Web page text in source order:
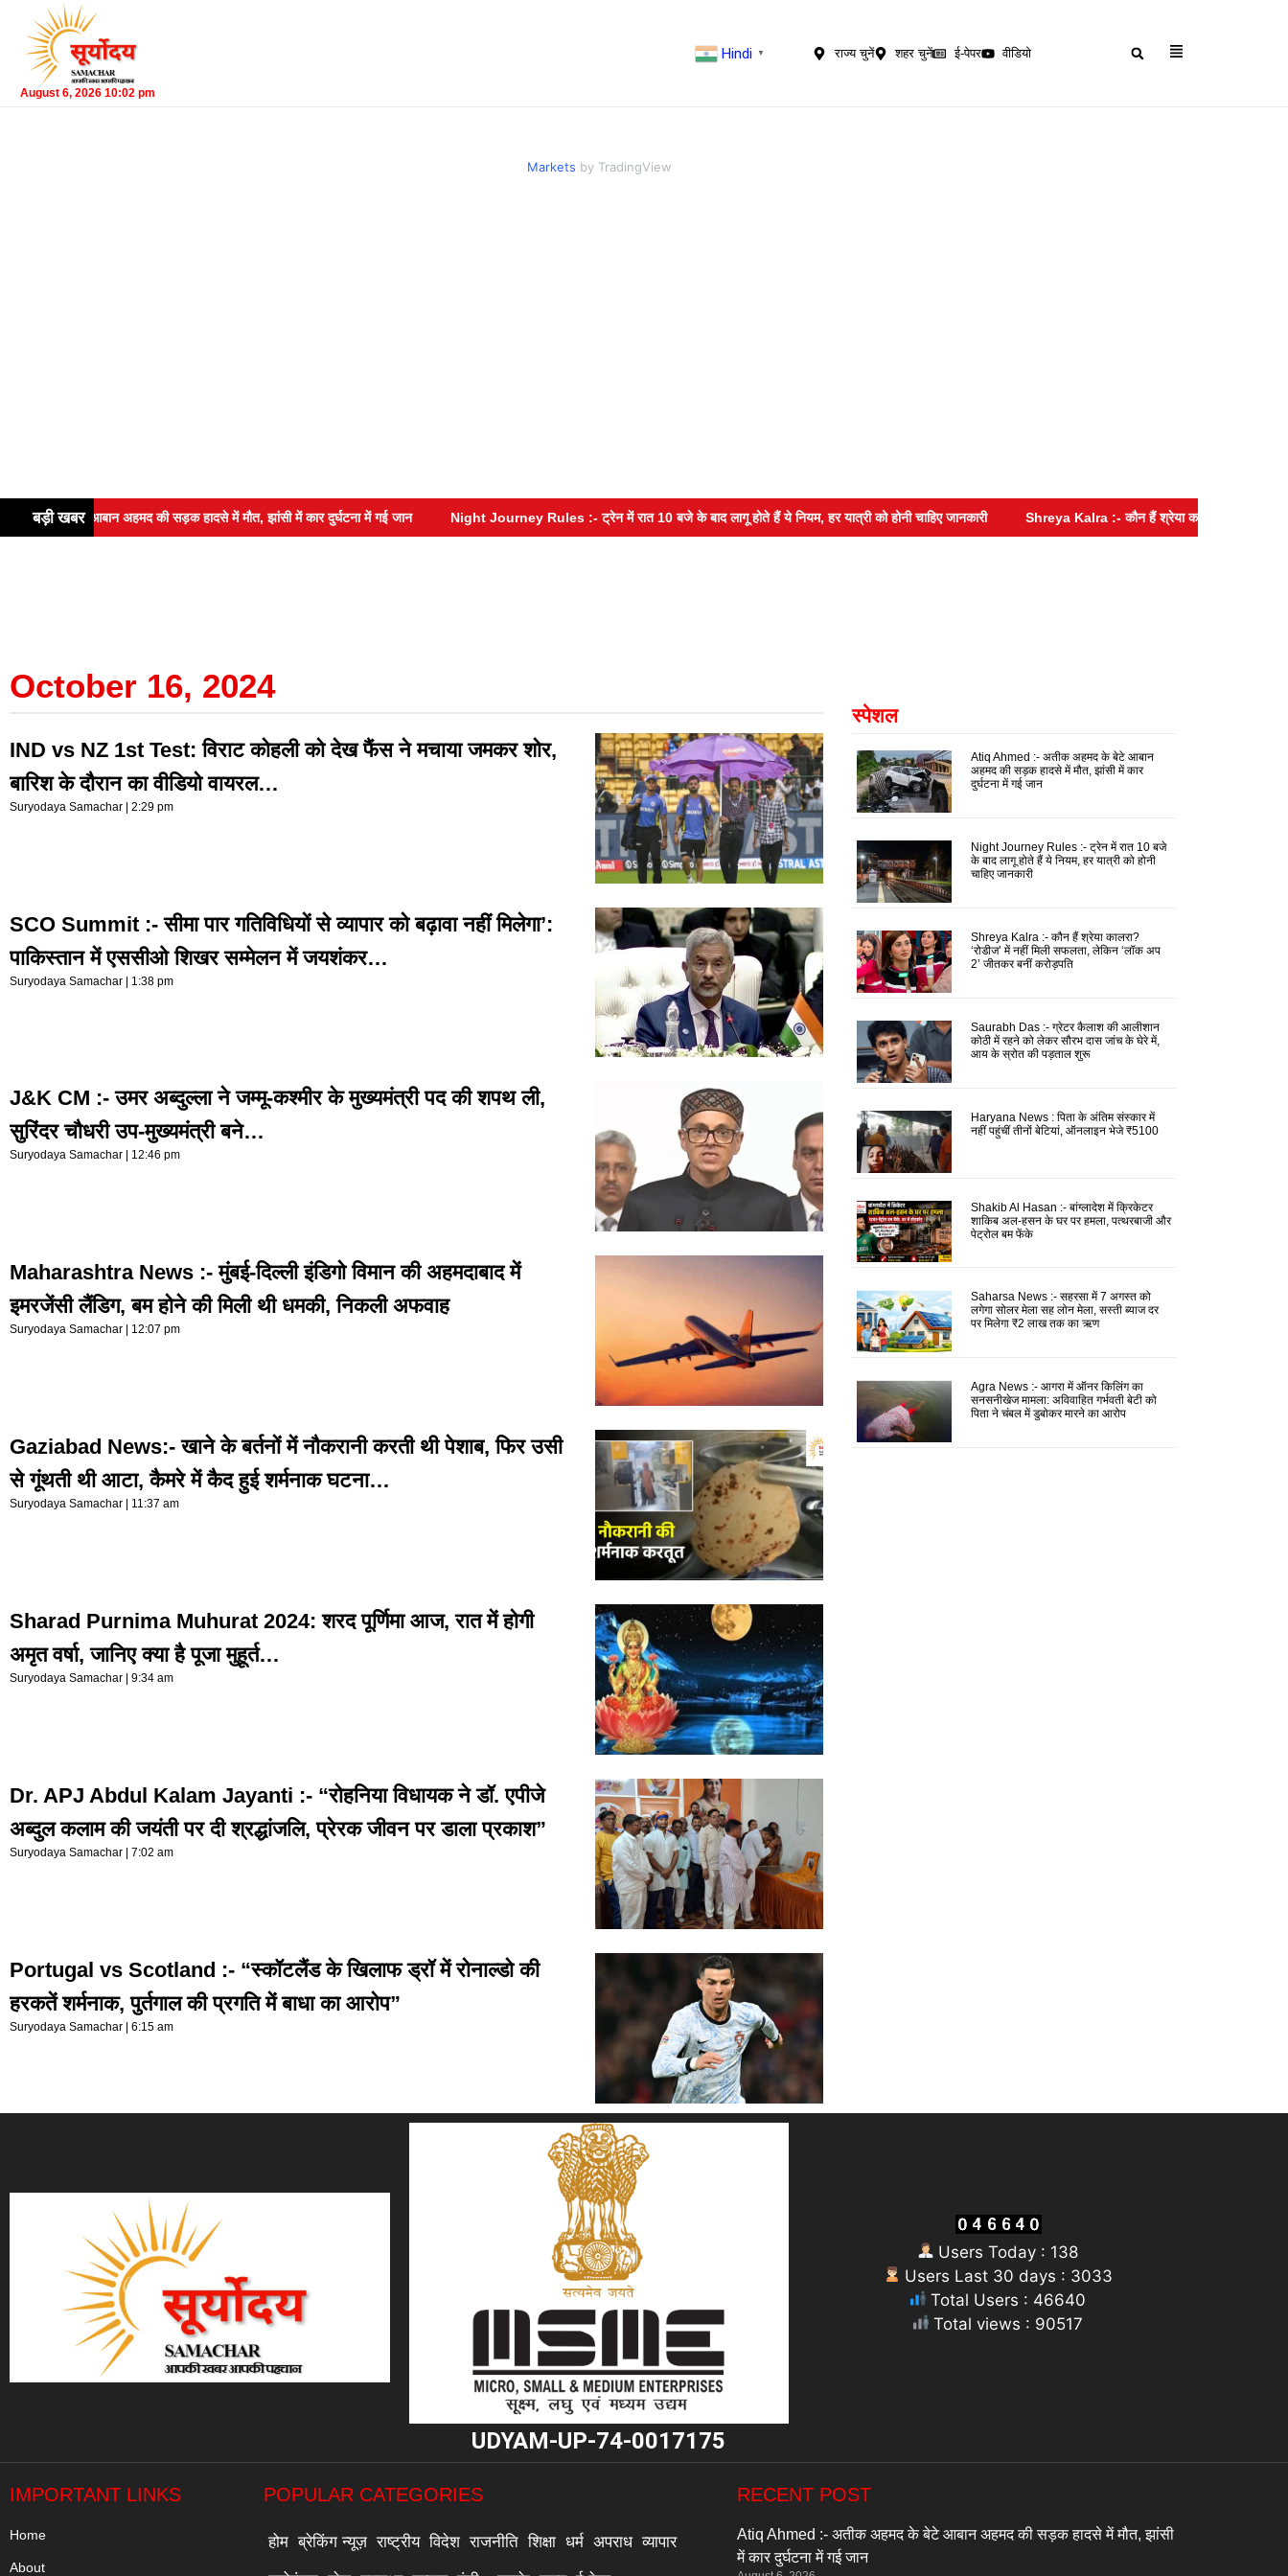
August 6, 2026 10:02 pm
Hindi ▼ राज्य चुनें शहर चुनें ई-पेपर वीडियो
Markets by TradingView
बड़ी खबर
के बेटे आबान अहमद की सड़क हादसे में मौत, झांसी में कार दुर्घटना में गई जान Night Journey Rules :- ट्रेन में रात 10 बजे के बाद लागू होते हैं ये नियम, हर यात्री को होनी चाहिए जानकारी Shreya Kalra :- कौन हैं श्रेया कालरा? ‘रोडीज’ में नहीं
October 16, 2024
IND vs NZ 1st Test: विराट कोहली को देख फैंस ने मचाया जमकर शोर,
बारिश के दौरान का वीडियो वायरल…
Suryodaya Samachar 2:29 pm
SCO Summit :- सीमा पार गतिविधियों से व्यापार को बढ़ावा नहीं मिलेगा’:
पाकिस्तान में एससीओ शिखर सम्मेलन में जयशंकर…
Suryodaya Samachar 1:38 pm
J&K CM :- उमर अब्दुल्ला ने जम्मू-कश्मीर के मुख्यमंत्री पद की शपथ ली,
सुरिंदर चौधरी उप-मुख्यमंत्री बने…
Suryodaya Samachar 12:46 pm
Maharashtra News :- मुंबई-दिल्ली इंडिगो विमान की अहमदाबाद में
इमरजेंसी लैंडिग, बम होने की मिली थी धमकी, निकली अफवाह
Suryodaya Samachar 12:07 pm
Gaziabad News:- खाने के बर्तनों में नौकरानी करती थी पेशाब, फिर उसी
से गूंथती थी आटा, कैमरे में कैद हुई शर्मनाक घटना…
Suryodaya Samachar 11:37 am
Sharad Purnima Muhurat 2024: शरद पूर्णिमा आज, रात में होगी
अमृत वर्षा, जानिए क्या है पूजा मुहूर्त…
Suryodaya Samachar 9:34 am
Dr. APJ Abdul Kalam Jayanti :- “रोहनिया विधायक ने डॉ. एपीजे
अब्दुल कलाम की जयंती पर दी श्रद्धांजलि, प्रेरक जीवन पर डाला प्रकाश”
Suryodaya Samachar 7:02 am
Portugal vs Scotland :- “स्कॉटलैंड के खिलाफ ड्रॉ में रोनाल्डो की
हरकतें शर्मनाक, पुर्तगाल की प्रगति में बाधा का आरोप”
Suryodaya Samachar 6:15 am
स्पेशल
Atiq Ahmed :- अतीक अहमद के बेटे आबान
अहमद की सड़क हादसे में मौत, झांसी में कार
दुर्घटना में गई जान
Night Journey Rules :- ट्रेन में रात 10 बजे
के बाद लागू होते हैं ये नियम, हर यात्री को होनी
चाहिए जानकारी
Shreya Kalra :- कौन हैं श्रेया कालरा?
‘रोडीज’ में नहीं मिली सफलता, लेकिन ‘लॉक अप
2’ जीतकर बनीं करोड़पति
Saurabh Das :- ग्रेटर कैलाश की आलीशान
कोठी में रहने को लेकर सौरभ दास जांच के घेरे में,
आय के स्रोत की पड़ताल शुरू
Haryana News : पिता के अंतिम संस्कार में
नहीं पहुंचीं तीनों बेटियां, ऑनलाइन भेजे ₹5100
Shakib Al Hasan :- बांग्लादेश में क्रिकेटर
शाकिब अल-हसन के घर पर हमला, पत्थरबाजी और
पेट्रोल बम फेंके
Saharsa News :- सहरसा में 7 अगस्त को
लगेगा सोलर मेला सह लोन मेला, सस्ती ब्याज दर
पर मिलेगा ₹2 लाख तक का ऋण
Agra News :- आगरा में ऑनर किलिंग का
सनसनीखेज मामला: अविवाहित गर्भवती बेटी को
पिता ने चंबल में डुबोकर मारने का आरोप
UDYAM-UP-74-0017175
Users Today : 138
Users Last 30 days : 3033
Total Users : 46640
Total views : 90517
IMPORTANT LINKS
Home
About
POPULAR CATEGORIES
होम ब्रेकिंग न्यूज़ राष्ट्रीय विदेश राजनीति शिक्षा धर्म अपराध व्यापार
RECENT POST
Atiq Ahmed :- अतीक अहमद के बेटे आबान अहमद की सड़क हादसे में मौत, झांसी
में कार दुर्घटना में गई जान